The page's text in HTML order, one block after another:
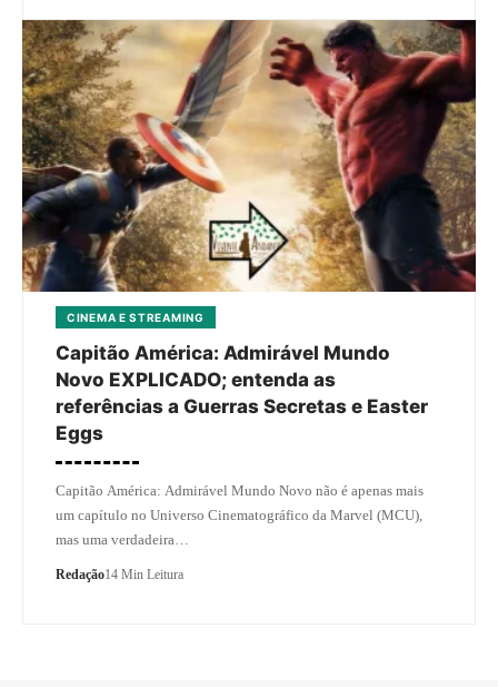
CINEMA E STREAMING
Capitão América: Admirável Mundo
Novo EXPLICADO; entenda as
referências a Guerras Secretas e Easter
Eggs
Capitão América: Admirável Mundo Novo não é apenas mais
um capítulo no Universo Cinematográfico da Marvel (MCU),
mas uma verdadeira…
Redação14 Min Leitura